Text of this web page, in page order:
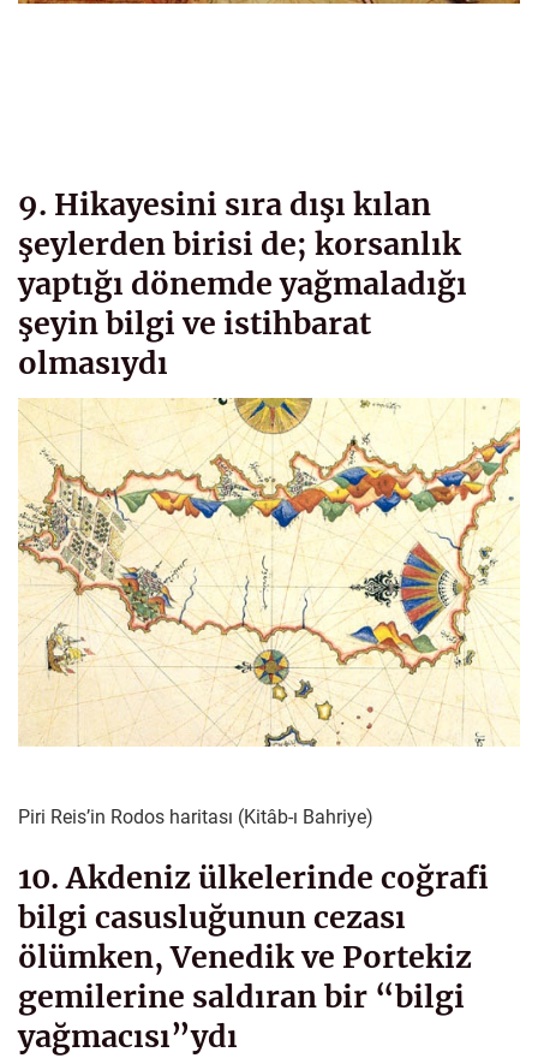
9. Hikayesini sıra dışı kılan
şeylerden birisi de; korsanlık
yaptığı dönemde yağmaladığı
şeyin bilgi ve istihbarat
olmasıydı
Piri Reis’in Rodos haritası (Kitâb-ı Bahriye)
10. Akdeniz ülkelerinde coğrafi
bilgi casusluğunun cezası
ölümken, Venedik ve Portekiz
gemilerine saldıran bir “bilgi
yağmacısı”ydı